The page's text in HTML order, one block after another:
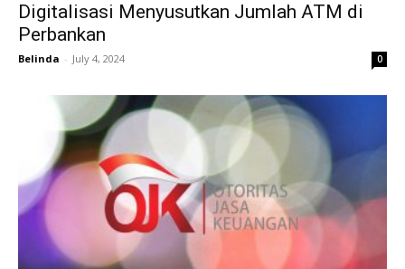
Digitalisasi Menyusutkan Jumlah ATM di
Perbankan
Belinda - July 4, 2024 0